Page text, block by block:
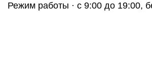
Режим работы · с 9:00 до 19:00,